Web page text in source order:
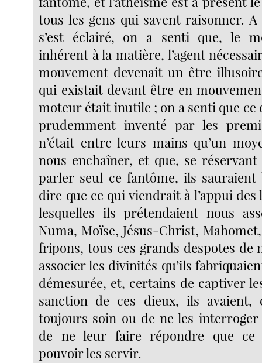
tous les gens qui savent raisonner. A
s’est éclairé, on a senti que, le
inhérent à la matière, l’agent
mouvement devenait un être
qui existait devant être en
moteur était inutile ; on a senti que
prudemment inventé par les
n’était entre leurs mains qu’un
nous enchaîner, et que, se
parler seul ce fantôme, ils
dire que ce qui viendrait à l’appui
lesquelles ils prétendaient nous
Numa, Moïse, Jésus-Christ,
fripons, tous ces grands despotes de
associer les divinités qu’ils
démesurée, et, certains de captiver
sanction de ces dieux, ils avaient,
toujours soin ou de ne les interroger
de ne leur faire répondre que ce
pouvoir les servir.